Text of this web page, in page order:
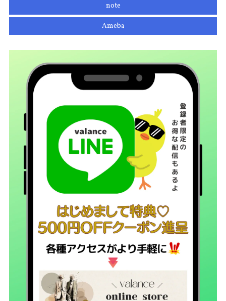
note
Ameba